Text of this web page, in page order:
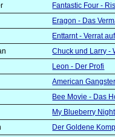
Fantastic Four -
Eragon - Das
Enttarnt - Verrat
Chuck und Larry -
Leon - Der Profi
American
Bee Movie - Das
My Blueberry
Der Goldene